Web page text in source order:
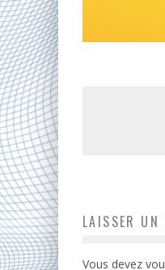
LAISSER UN
Vous devez